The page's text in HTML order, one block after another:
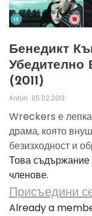
Бенедикт
Убедително
(2011)
Anton 05.02.2013
Wreckers е
драма, която
безизходност и
Това
членове.
Присъедини
Already a